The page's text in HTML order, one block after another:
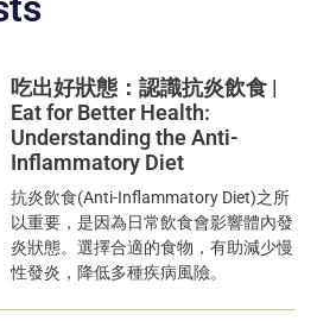
吃出好狀態：認識抗炎飲食 |
Eat for Better Health:
Understanding the Anti-
Inflammatory Diet
抗炎飲食(Anti-Inflammatory Diet)之所
以重要，是因為日常飲食會影響體內發
炎狀態。選擇合適的食物，有助減少慢
性發炎，降低多種疾病風險。